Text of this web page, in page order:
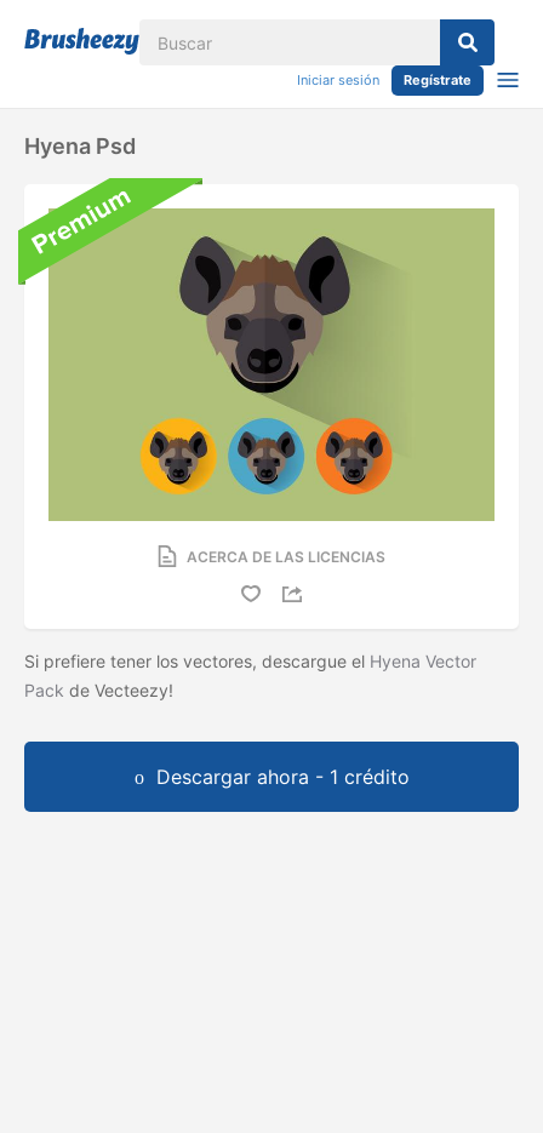
Iniciar sesión Regístrate
Hyena Psd
ACERCA DE LAS LICENCIAS
Si prefiere tener los vectores, descargue el Hyena Vector
Pack de Vecteezy!
Descargar ahora - 1 crédito